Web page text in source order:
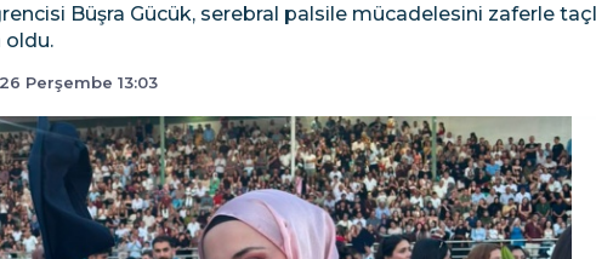
Büşra Gücük, serebral palsile mücadelesini zaferle
oldu.
Perşembe 13:03